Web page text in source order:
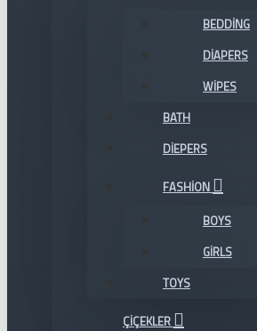
BEDDING
DIAPERS
WIPES
BATH
DIEPERS
FASHION
BOYS
GIRLS
TOYS
ÇIÇEKLER